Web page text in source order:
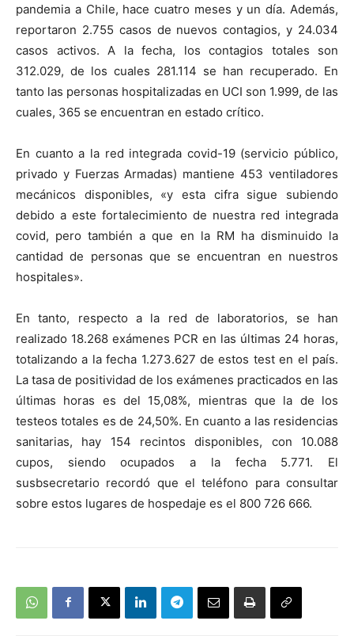
pandemia a Chile, hace cuatro meses y un día. Además,
reportaron 2.755 casos de nuevos contagios, y 24.034
casos activos. A la fecha, los contagios totales son
312.029, de los cuales 281.114 se han recuperado. En
tanto las personas hospitalizadas en UCI son 1.999, de las
cuales, 365 se encuentran en estado crítico.
En cuanto a la red integrada covid-19 (servicio público,
privado y Fuerzas Armadas) mantiene 453 ventiladores
mecánicos disponibles, «y esta cifra sigue subiendo
debido a este fortalecimiento de nuestra red integrada
covid, pero también a que en la RM ha disminuido la
cantidad de personas que se encuentran en nuestros
hospitales».
En tanto, respecto a la red de laboratorios, se han
realizado 18.268 exámenes PCR en las últimas 24 horas,
totalizando a la fecha 1.273.627 de estos test en el país.
La tasa de positividad de los exámenes practicados en las
últimas horas es del 15,08%, mientras que la de los
testeos totales es de 24,50%. En cuanto a las residencias
sanitarias, hay 154 recintos disponibles, con 10.088
cupos, siendo ocupados a la fecha 5.771. El
susbsecretario recordó que el teléfono para consultar
sobre estos lugares de hospedaje es el 800 726 666.